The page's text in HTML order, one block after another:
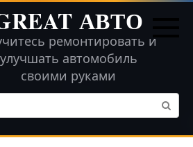
АВТО
ремонтировать и
улучшать автомобиль
своими руками